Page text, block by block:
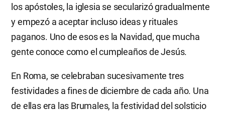
los apóstoles, la iglesia se secularizó gradualmente
y empezó a aceptar incluso ideas y rituales
paganos. Uno de esos es la Navidad, que mucha
gente conoce como el cumpleaños de Jesús.
En Roma, se celebraban sucesivamente tres
festividades a fines de diciembre de cada año. Una
de ellas era las Brumales, la festividad del solsticio